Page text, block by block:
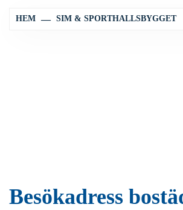
HEM SIM & SPORTHALLSBYGGET
Besökadress